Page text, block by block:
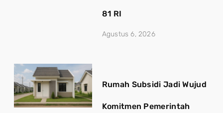
81 RI
Agustus 6, 2026
Rumah Subsidi Jadi Wujud
Komitmen Pemerintah